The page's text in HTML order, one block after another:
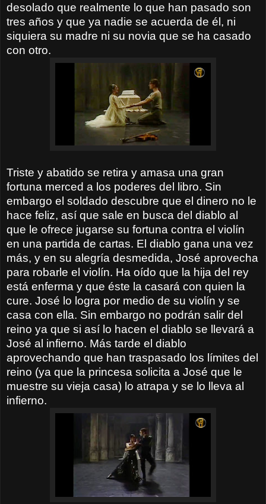
desolado que realmente lo que han pasado son
tres años y que ya nadie se acuerda de él, ni
siquiera su madre ni su novia que se ha casado
con otro.
Triste y abatido se retira y amasa una gran
fortuna merced a los poderes del libro. Sin
embargo el soldado descubre que el dinero no le
hace feliz, así que sale en busca del diablo al
que le ofrece jugarse su fortuna contra el violín
en una partida de cartas. El diablo gana una vez
más, y en su alegría desmedida, José aprovecha
para robarle el violín. Ha oído que la hija del rey
está enferma y que éste la casará con quien la
cure. José lo logra por medio de su violín y se
casa con ella. Sin embargo no podrán salir del
reino ya que si así lo hacen el diablo se llevará a
José al infierno. Más tarde el diablo
aprovechando que han traspasado los límites del
reino (ya que la princesa solicita a José que le
muestre su vieja casa) lo atrapa y se lo lleva al
infierno.